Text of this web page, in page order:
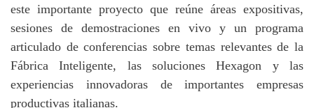
este importante proyecto que reúne áreas expositivas,
sesiones de demostraciones en vivo y un programa
articulado de conferencias sobre temas relevantes de la
Fábrica Inteligente, las soluciones Hexagon y las
experiencias innovadoras de importantes empresas
productivas italianas.